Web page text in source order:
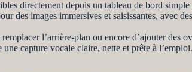
directement depuis un tableau de bord
images immersives et saisissantes, avec
l’arrière-plan ou encore d’ajouter des
capture vocale claire, nette et prête à l’emploi.